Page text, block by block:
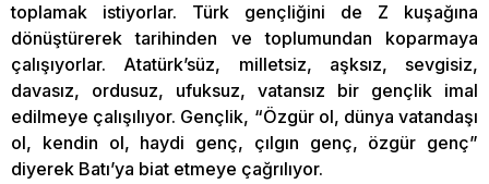
toplamak istiyorlar. Türk gençliğini de Z kuşağına
dönüştürerek tarihinden ve toplumundan koparmaya
çalışıyorlar. Atatürk’süz, milletsiz, aşksız, sevgisiz,
davasız, ordusuz, ufuksuz, vatansız bir gençlik imal
edilmeye çalışılıyor. Gençlik, “Özgür ol, dünya vatandaşı
ol, kendin ol, haydi genç, çılgın genç, özgür genç”
diyerek Batı’ya biat etmeye çağrılıyor.